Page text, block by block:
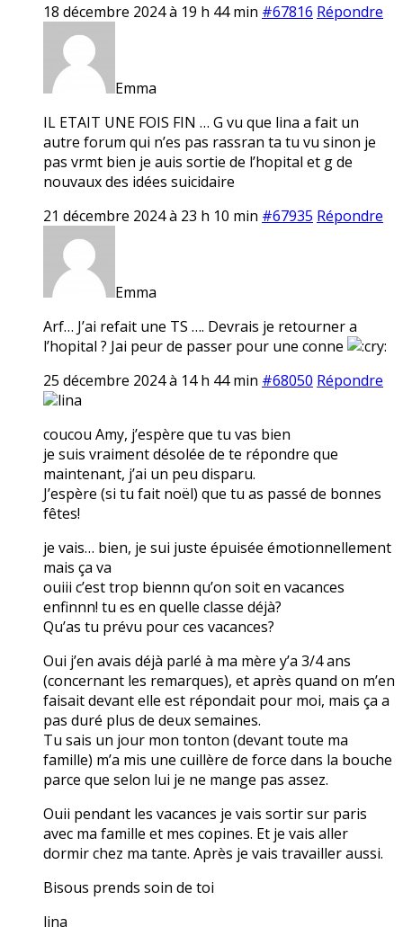
18 décembre 2024 à 19 h 44 min #67816 Répondre
Emma
IL ETAIT UNE FOIS FIN … G vu que lina a fait un
autre forum qui n’es pas rassran ta tu vu sinon je
pas vrmt bien je auis sortie de l’hopital et g de
nouvaux des idées suicidaire
21 décembre 2024 à 23 h 10 min #67935 Répondre
Emma
Arf… J’ai refait une TS …. Devrais je retourner a
l’hopital ? Jai peur de passer pour une conne
25 décembre 2024 à 14 h 44 min #68050 Répondre
lina
coucou Amy, j’espère que tu vas bien
je suis vraiment désolée de te répondre que
maintenant, j’ai un peu disparu.
J’espère (si tu fait noël) que tu as passé de bonnes
fêtes!
je vais… bien, je sui juste épuisée émotionnellement
mais ça va
ouiii c’est trop biennn qu’on soit en vacances
enfinnn! tu es en quelle classe déjà?
Qu’as tu prévu pour ces vacances?
Oui j’en avais déjà parlé à ma mère y’a 3/4 ans
(concernant les remarques), et après quand on m’en
faisait devant elle est répondait pour moi, mais ça a
pas duré plus de deux semaines.
Tu sais un jour mon tonton (devant toute ma
famille) m’a mis une cuillère de force dans la bouche
parce que selon lui je ne mange pas assez.
Ouii pendant les vacances je vais sortir sur paris
avec ma famille et mes copines. Et je vais aller
dormir chez ma tante. Après je vais travailler aussi.
Bisous prends soin de toi
lina